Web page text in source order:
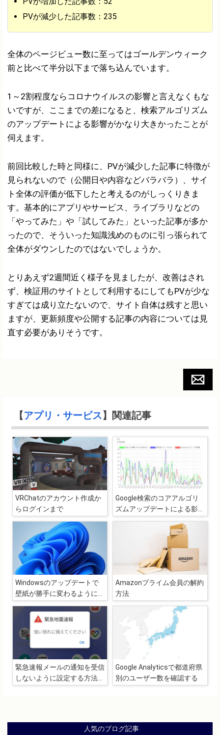
PVが減少した記事数：235
全体のページビュー数に至ってはゴールデンウィーク
前と比べて半分以下まで落ち込んでいます。
1～2割程度ならコロナウイルスの影響と言えなくもな
いですが、ここまでの差になると、検索アルゴリズム
のアップデートによる影響がかなり大きかったことが
伺えます。
前回比較した時と同様に、PVが減少した記事に特徴が
見られないので（公開日や内容などバラバラ）、サイ
ト全体の評価が低下したと考えるのがしっくりきま
す。基本的にアプリやサービス、ライブラリなどの
「やってみた」や「試してみた」といった記事が多か
ったので、そういった知識浅めのものに引っ張られて
全体がダウンしたのではないでしょうか。
とりあえず2週間近く様子を見ましたが、改善はされ
ず、検証用のサイトとして利用するにしてもPVが少な
すぎては成り立たないので、サイト自体は残すと思い
ますが、更新頻度や公開する記事の内容については見
直す必要がありそうです。
【アプリ・サービス】関連記事
VRChatのアカウント作成か
らログインまで
Google検索のコアアルゴリ
ズムアップデートによる影響
調査（詳細版）
Windowsのアップデートで
壁紙が勝手に変わるようにな
ったのでテーマの設定を見直
Amazonプライム会員の解約
方法
緊急速報メールの通知を受信
しないように設定する方法
Google Analyticsで都道府県
別のユーザー数を確認する
人気のブログ記事